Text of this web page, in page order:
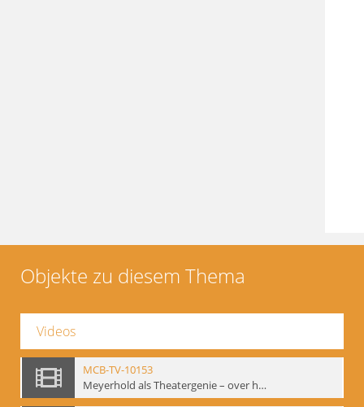
Objekte zu diesem Thema
Videos
MCB-TV-10153
Meyerhold als Theatergenie – over het mechanik van de acteursexpressie, Ausschnitt 4 - Interne Signatur: BM-vid-108_A4